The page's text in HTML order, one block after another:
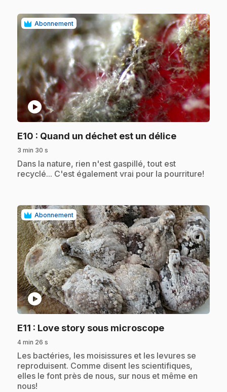
Abonnement
play_circle
E10 : Quand un déchet est un délice.
3 min 30 s
.Dans la nature, rien n'est gaspillé, tout est
recyclé... C'est également vrai pour la pourriture!
Abonnement
play_circle
E11 : Love story sous microscope.
4 min 26 s
.Les bactéries, les moisissures et les levures se
reproduisent. Comme disent les scientifiques,
elles le font près de nous, sur nous et même en
nous!